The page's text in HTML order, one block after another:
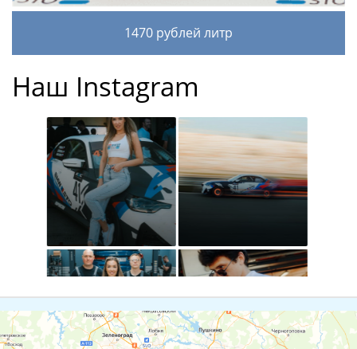
1470 рублей литр
Наш Instagram